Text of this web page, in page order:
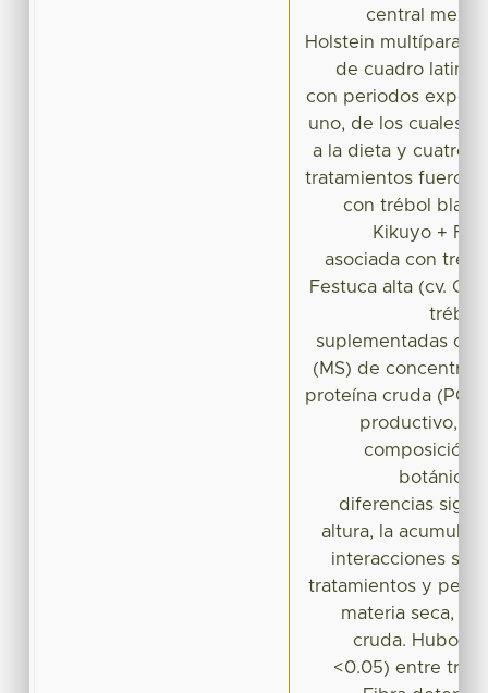
central
Holstein multíparas
de cuadro latino
con periodos
uno, de los cuales
a la dieta y cuatro
tratamientos fueron
con trébol
Kikuyo +
asociada con
Festuca alta (cv.
trébol
suplementadas
(MS) de
proteína cruda (PC).
productivo,
composición
botánica
diferencias
altura, la
interacciones
tratamientos y
materia seca,
cruda. Hubo
<0.05) entre